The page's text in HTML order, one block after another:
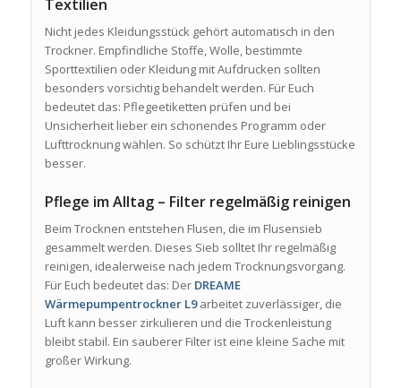
Textilien
Nicht jedes Kleidungsstück gehört automatisch in den
Trockner. Empfindliche Stoffe, Wolle, bestimmte
Sporttextilien oder Kleidung mit Aufdrucken sollten
besonders vorsichtig behandelt werden. Für Euch
bedeutet das: Pflegeetiketten prüfen und bei
Unsicherheit lieber ein schonendes Programm oder
Lufttrocknung wählen. So schützt Ihr Eure Lieblingsstücke
besser.
Pflege im Alltag – Filter regelmäßig reinigen
Beim Trocknen entstehen Flusen, die im Flusensieb
gesammelt werden. Dieses Sieb solltet Ihr regelmäßig
reinigen, idealerweise nach jedem Trocknungsvorgang.
Für Euch bedeutet das: Der DREAME
Wärmepumpentrockner L9arbeitet zuverlässiger, die
Luft kann besser zirkulieren und die Trockenleistung
bleibt stabil. Ein sauberer Filter ist eine kleine Sache mit
großer Wirkung.